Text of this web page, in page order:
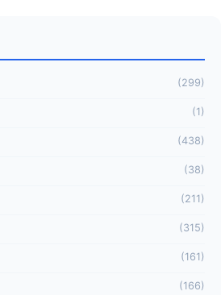
(299)
(1)
(438)
(38)
(211)
(315)
(161)
(166)